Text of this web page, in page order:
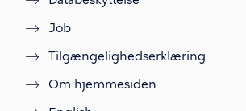
Job
Tilgængelighedserklæring
Om hjemmesiden